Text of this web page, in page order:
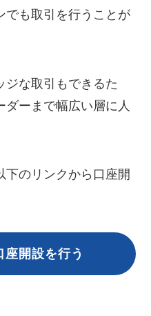
でも取引を行うことが
ジな取引もできるた
ーまで幅広い層に人
下のリンクから口座開
開設を行う